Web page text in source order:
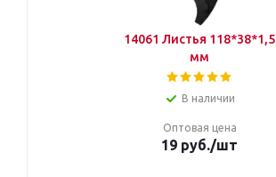
14061 Листья 118*38*1,5
мм
В наличии
Оптовая цена
19 руб./шт